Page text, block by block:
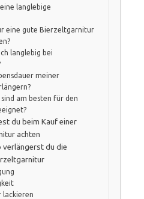
langlebige
eine gute Bierzeltgarnitur
langlebig bei
meiner
am besten für den
du beim Kauf einer
achten
verlängerst du die
lackieren